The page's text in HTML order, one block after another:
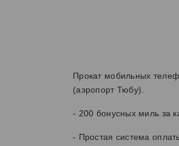
Прокат мобильных
(аэропорт Тюбу).
- 200 бонусных миль за
- Простая система